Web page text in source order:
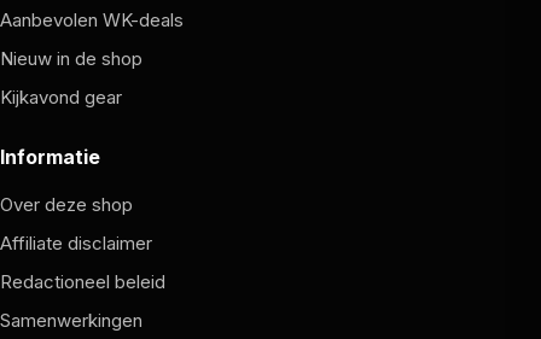
Aanbevolen WK-deals
Nieuw in de shop
Kijkavond gear
Informatie
Over deze shop
Affiliate disclaimer
Redactioneel beleid
Samenwerkingen